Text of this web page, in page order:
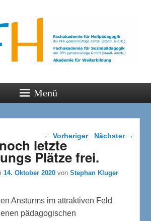
Menü
Beitragsnavigation
← Vorheriger Nächster →
letzte
Plätze frei.
14. Oktober 2020 vonStephan Kluger
Ansturms im attraktiven Feld
pädagogischen